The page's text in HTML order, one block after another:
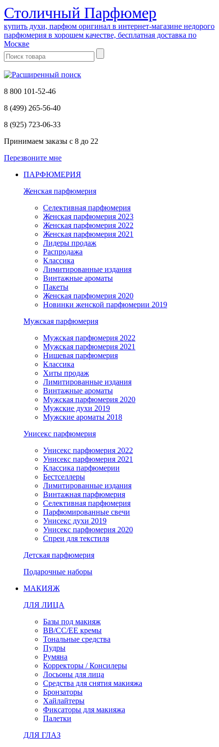
Cтоличный Парфюмер
купить духи, парфюм оригинал в интернет-магазине недорого
парфюмерия в хорошем качестве, бесплатная доставка по
Москве
8 800 101-52-46
8 (499) 265-56-40
8 (925) 723-06-33
Принимаем заказы с 8 до 22
Перезвоните мне
ПАРФЮМЕРИЯ
Женская парфюмерия
Селективная парфюмерия
Женская парфюмерия 2023
Женская парфюмерия 2022
Женская парфюмерия 2021
Лидеры продаж
Распродажа
Классика
Лимитированные издания
Винтажные ароматы
Пакеты
Женская парфюмерия 2020
Новинки женской парфюмерии 2019
Мужская парфюмерия
Мужская парфюмерия 2022
Мужская парфюмерия 2021
Нишевая парфюмерия
Классика
Хиты продаж
Лимитированные издания
Винтажные ароматы
Мужская парфюмерия 2020
Мужские духи 2019
Мужские ароматы 2018
Унисекс парфюмерия
Унисекс парфюмерия 2022
Унисекс парфюмерия 2021
Классика парфюмерии
Бестселлеры
Лимитированные издания
Винтажная парфюмерия
Селективная парфюмерия
Парфюмированные свечи
Унисекс духи 2019
Унисекс парфюмерия 2020
Спреи для текстиля
Детская парфюмерия
Подарочные наборы
МАКИЯЖ
ДЛЯ ЛИЦА
Базы под макияж
BB/CC/EE кремы
Тональные средства
Пудры
Румяна
Корректоры / Консилеры
Лосьоны для лица
Средства для снятия макияжа
Бронзаторы
Хайлайтеры
Фиксаторы для макияжа
Палетки
ДЛЯ ГЛАЗ